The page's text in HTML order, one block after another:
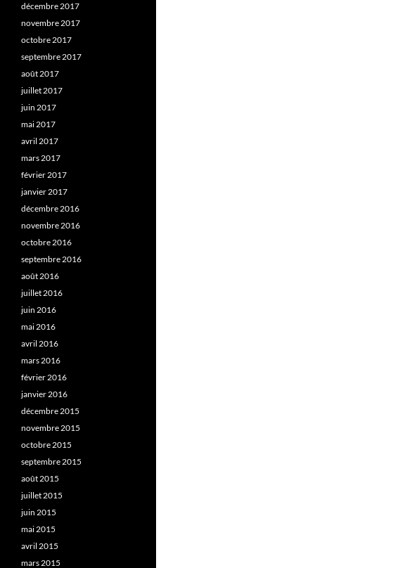
décembre 2017
novembre 2017
octobre 2017
septembre 2017
août 2017
juillet 2017
juin 2017
mai 2017
avril 2017
mars 2017
février 2017
janvier 2017
décembre 2016
novembre 2016
octobre 2016
septembre 2016
août 2016
juillet 2016
juin 2016
mai 2016
avril 2016
mars 2016
février 2016
janvier 2016
décembre 2015
novembre 2015
octobre 2015
septembre 2015
août 2015
juillet 2015
juin 2015
mai 2015
avril 2015
mars 2015